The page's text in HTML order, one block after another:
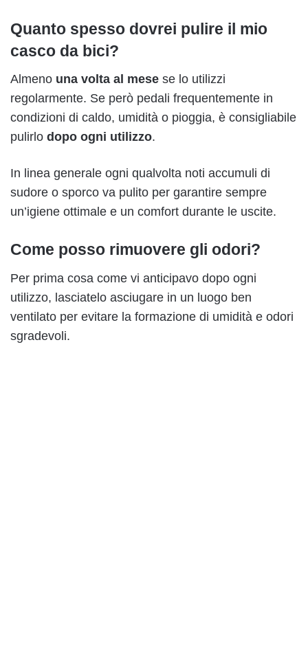
Quanto spesso dovrei pulire il mio
casco da bici?
Almeno una volta al mese se lo utilizzi
regolarmente. Se però pedali frequentemente in
condizioni di caldo, umidità o pioggia, è consigliabile
pulirlo dopo ogni utilizzo.
In linea generale ogni qualvolta noti accumuli di
sudore o sporco va pulito per garantire sempre
un’igiene ottimale e un comfort durante le uscite.
Come posso rimuovere gli odori?
Per prima cosa come vi anticipavo dopo ogni
utilizzo, lasciatelo asciugare in un luogo ben
ventilato per evitare la formazione di umidità e odori
sgradevoli.